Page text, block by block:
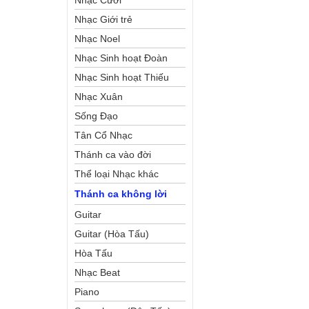
Nhạc Giới trẻ
Nhạc Noel
Nhạc Sinh hoạt Đoàn
Thể Công Giáo
Nhạc Sinh hoạt Thiếu
Nhi
Nhạc Xuân
Sống Đạo
Tân Cổ Nhạc
Thánh ca vào đời
Thể loại Nhạc khác
Thánh ca không lời
Guitar
Guitar (Hòa Tấu)
Hòa Tấu
Nhạc Beat
Piano